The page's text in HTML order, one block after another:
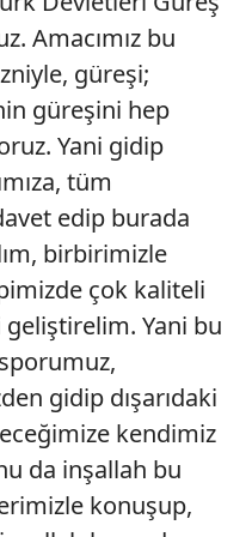
Çerez Bilgilendirme
Kanunu uyarınca
okumak ve sitemizde
çerezlerle ilgili bilgi
Amacımız bu
güreşi;
güreşini hep
Yani gidip
tüm
edip burada
birbirimizle
çok kaliteli
Yani bu
gidip dışarıdaki
kendimiz
da inşallah bu
konuşup,